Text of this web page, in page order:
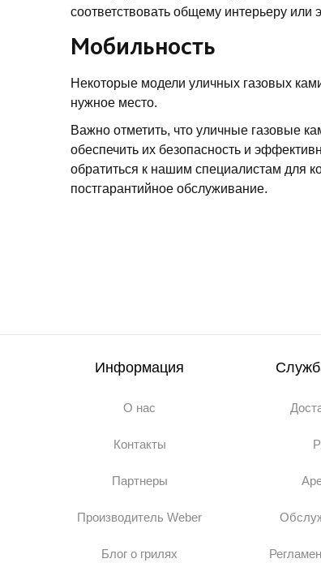
соответствовать общему интерьеру или
Мобильность
Некоторые модели уличных газовых
нужное место.
Важно отметить, что уличные газовые
обеспечить их безопасность и
обратиться к нашим специалистам для
постгарантийное обслуживание.
Информация
О нас
Контакты
Партнеры
Производитель Weber
Блог о грилях